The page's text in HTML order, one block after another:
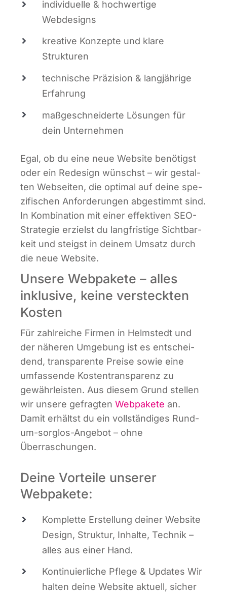
indi­vi­du­el­le & hoch­wer­ti­ge
Webdesigns
krea­ti­ve Kon­zep­te und kla­re
Strukturen
tech­ni­sche Prä­zi­si­on & lang­jäh­ri­ge
Erfahrung
maß­ge­schnei­der­te Lösun­gen für
dein Unternehmen
Egal, ob du eine neue Web­site benö­tigst
oder ein Rede­sign wünschst – wir gestal­
ten Web­sei­ten, die opti­mal auf dei­ne spe­
zi­fi­schen Anfor­de­run­gen abge­stimmt sind.
In Kom­bi­na­ti­on mit einer effek­ti­ven SEO-
Stra­te­gie erzielst du lang­fris­ti­ge Sicht­bar­
keit und steigst in dei­nem Umsatz durch
die neue Website.
Unsere Webpakete – alles
inklusive, keine versteckten
Kosten
Für zahl­rei­che Fir­men in Helm­stedt und
der nähe­ren Umge­bung ist es ent­schei­
dend, trans­pa­ren­te Prei­se sowie eine
umfas­sen­de Kos­ten­trans­pa­renz zu
gewähr­leis­ten. Aus die­sem Grund stel­len
wir unse­re gefrag­ten Web­pa­ke­te an.
Damit erhältst du ein voll­stän­di­ges Rund­
um-sorg­los-Ange­bot – ohne
Überraschungen.
Deine Vorteile unserer
Webpakete:
Kom­plet­te Erstel­lung dei­ner Web­site
Design, Struk­tur, Inhal­te, Tech­nik –
alles aus einer Hand.
Kon­ti­nu­ier­li­che Pfle­ge & Updates Wir
hal­ten dei­ne Web­site aktu­ell, sicher